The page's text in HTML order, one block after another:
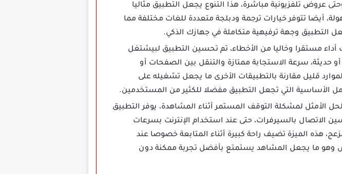
عروض تلفزيونية مباشرة، هذا التنوع يجعل التطبيق مثاليا
أيضا تتوفر خيارات ترجمة ودبلجة متعددة للغات مختلفة مما
التطبيق وجهة ترفيهية متكاملة في جهازك الذكي.
مستقرا وخاليا من الأخطاء، تم تحسين التطبيق لبيشتغل
حديثة، سرعة الاستجابة ممتازة والتنقل بين الصفحات أو
قليل مقارنة بالتطبيقات الأخرى ما يجعل تشغيله على
الأساسية التي تجعل التطبيق مفضلا للكثير من المستخدمين.
الأمثل لمشكلة التوقف المستمر أثناء المشاهدة، يوفر التطبيق
الاتصال بالسيرفرات، حتى عند استخدام الإنترنت بسرعات
الميزة تضيف راحة كبيرة أثناء المتابعة خصوصا عند
وهو ما يجعل المشاهد يستمتع بأفضل تجربة ممكنة دون